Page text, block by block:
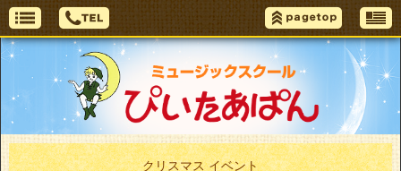
クリスマス イベント